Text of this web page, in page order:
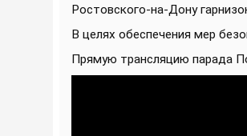
Ростовского-на-Дону
В целях обеспечения мер
Прямую трансляцию парада